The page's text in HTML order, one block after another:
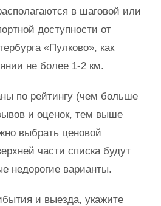
в шаговой или
доступности от
«Пулково», как
не более 1-2 км.
по рейтингу (чем больше
и оценок, тем выше
выбрать ценовой
части списка будут
недорогие варианты.
и выезда, укажите